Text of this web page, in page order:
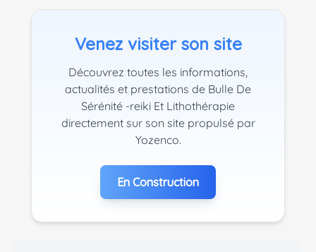
Venez visiter son site
Découvrez toutes les informations,
actualités et prestations de Bulle De
Sérénité -reiki Et Lithothérapie
directement sur son site propulsé par
Yozenco.
En Construction